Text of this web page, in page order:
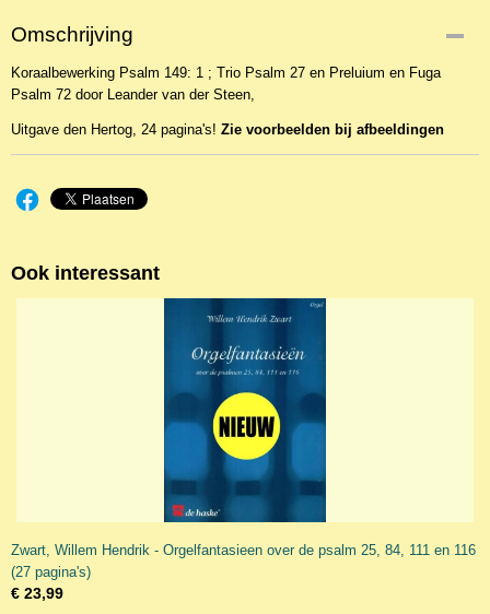
Omschrijving
Koraalbewerking Psalm 149: 1 ; Trio Psalm 27 en Preluium en Fuga
Psalm 72 door Leander van der Steen,
Uitgave den Hertog, 24 pagina's! Zie voorbeelden bij afbeeldingen
Ook interessant
Zwart, Willem Hendrik - Orgelfantasieen over de psalm 25, 84, 111 en 116
(27 pagina's)
€ 23,99